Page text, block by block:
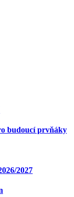
budoucí prvňáky
2027